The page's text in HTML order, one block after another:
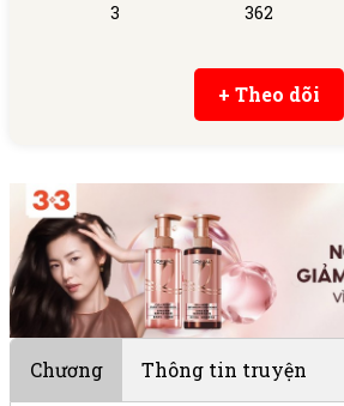
3
362
+ Theo dõi
Chương Thông tin truyện